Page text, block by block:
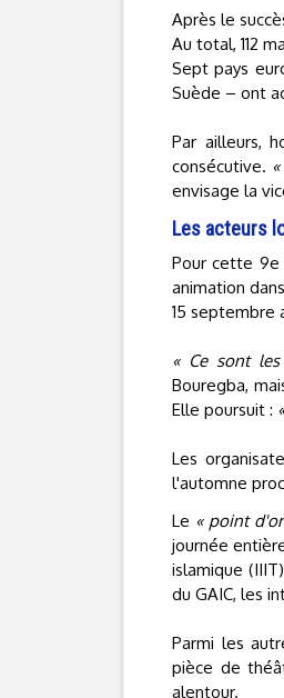
Après le
Au total, 112
Sept pays
Suède – ont
Par ailleurs,
consécutive.
envisage la
Les acteurs
Pour cette 9e
animation
15 septembre
« Ce sont
Bouregba,
Elle poursuit :
Les
l'automne
Le « point
journée
islamique
du GAIC, les
Parmi les
pièce de
alentour.